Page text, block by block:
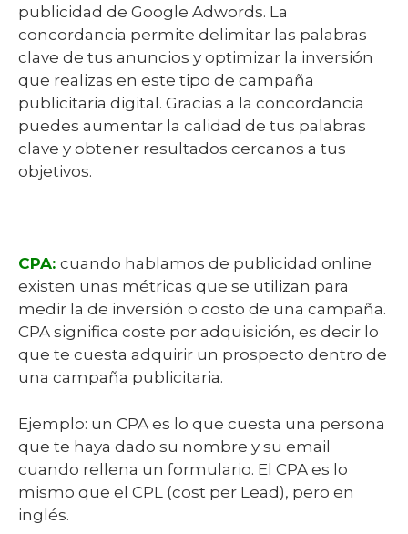
publicidad de Google Adwords. La
concordancia permite delimitar las palabras
clave de tus anuncios y optimizar la inversión
que realizas en este tipo de campaña
publicitaria digital. Gracias a la concordancia
puedes aumentar la calidad de tus palabras
clave y obtener resultados cercanos a tus
objetivos.
CPA: cuando hablamos de publicidad online
existen unas métricas que se utilizan para
medir la de inversión o costo de una campaña.
CPA significa coste por adquisición, es decir lo
que te cuesta adquirir un prospecto dentro de
una campaña publicitaria.
Ejemplo: un CPA es lo que cuesta una persona
que te haya dado su nombre y su email
cuando rellena un formulario. El CPA es lo
mismo que el CPL (cost per Lead), pero en
inglés.